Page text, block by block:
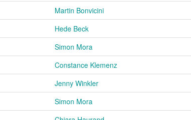
Martin Bonvicini
Hede Beck
Simon Mora
Constance Klemenz
Jenny Winkler
Simon Mora